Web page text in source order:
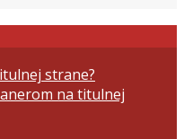
strane?
na titulnej